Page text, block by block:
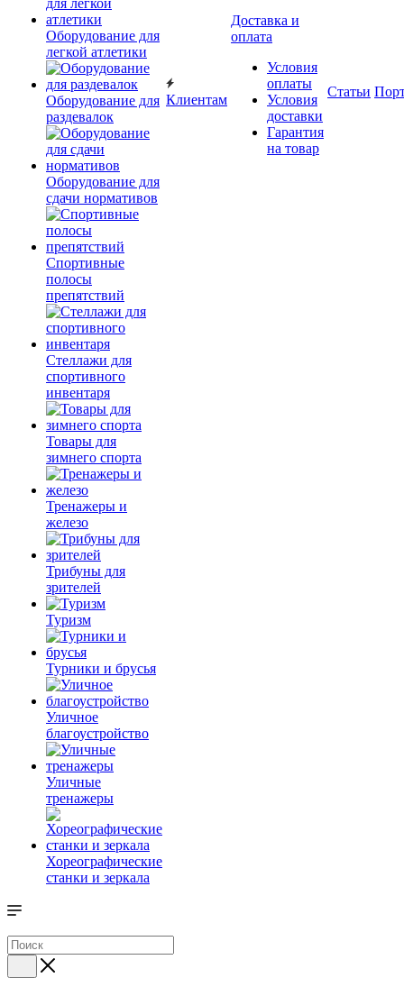
Оборудование для
легкой атлетики
Оборудование для
раздевалок
Оборудование для
сдачи нормативов
Спортивные
полосы
препятствий
Стеллажи для
спортивного
инвентаря
Товары для
зимнего спорта
Тренажеры и
железо
Трибуны для
зрителей
Туризм
Турники и брусья
Уличное
благоустройство
Уличные
тренажеры
Хореографические
станки и зеркала
Клиентам
Доставка и
оплата
Условия
оплаты
Условия
доставки
Гарантия
на товар
Статьи